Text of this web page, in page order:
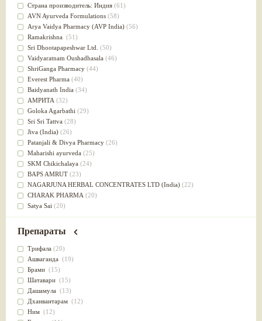
для очищения крови(38)
При диабете(38)
Антиоксидант(37)
Для Капха(Кафа) доши
От паразитов(37)
При расстройстве желудка (36)
Успокоительное(36)
Для глаз(34)
от геморроя(34)
Противовоспалительное
Для Питта доши(32)
Для сердца(32)
Для сосудов головного мозга
Для полости рта(32)
Дефицит железа(31)
Для лица(31)
Употребление в пищу
Ароматерапия(29)
Жаропонижающее(29)
для памяти(28)
для почек(28)
Слабительное (28)
Афродизиак(27)
Напитки(27)
Для йоги (27)
Для потенции(26)
Для душа(25)
для концентрации внимания
при нарушении эрекции
Страна производитель: Индия (61)
AVN Ayurveda Formulations (58)
Arya Vaidya Pharmacy (AVP India) (56)
Ramakrishna (51)
Sri Dhootapapeshwar Ltd. (50)
Vaidyaratnam Oushadhasala (46)
ShriGanga Pharmacy (44)
Everest Pharma (40)
Baidyanath India (34)
АМРИТА (32)
Goloka Agarbathi (29)
Sri Sri Tattva (28)
Jiva (India) (26)
Patanjali & Divya Pharmacy (26)
Maharishi ayurveda (25)
SKM Chikichalaya (24)
BAPS AMRUT (23)
NAGARJUNA HERBAL CONCENTRATES LTD (India) (22)
CHARAK PHARMA (20)
Satya Sai (20)
Vyas(20)
Kerala Ayurveda
(19)
Organic India pvt ltd
Lalita(16)
Ashtang Herbals
Alarsin(14)
Vasu Health care
Baraka(13)
Dabur India Ltd
Препараты
Трифала (20)
Ашваганда (19)
Брами (15)
Шатавари (15)
Дашамула (13)
Дханвантарам (12)
Ним (12)